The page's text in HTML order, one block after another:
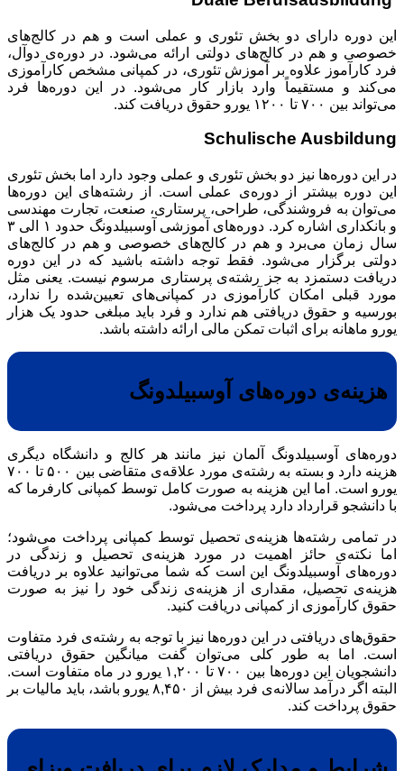
این دوره دارای دو بخش تئوری و عملی است و هم در کالج‌های
خصوصی و هم در کالج‌های دولتی ارائه می‌‌شود. در دوره‌ی دوآل،
فرد کارآموز علاوه بر آموزش تئوری، در کمپانی مشخص کارآموزی
می‌کند و مستقیماً وارد بازار کار می‌شود. در این دوره‌ها فرد
می‌تواند بین ۷۰۰ تا ۱۲۰۰ یورو حقوق دریافت کند.
Schulische Ausbildung
در این دوره‌ها نیز دو بخش تئوری و عملی وجود دارد اما بخش تئوری
این دوره بیشتر از دوره‌ی عملی است. از رشته‌های این دوره‌ها
می‌توان به فروشندگی، طراحی، پرستاری، صنعت، تجارت مهندسی
و بانکداری اشاره کرد. دوره‌های آموزشی آوسبیلدونگ حدود ۱ الی ۳
سال زمان می‌برد و هم در کالج‌های خصوصی و هم در کالج‌های
دولتی برگزار می‌‌شود. فقط توجه داشته باشید که در این دوره
دریافت دستمزد به جز رشته‌ی پرستاری مرسوم نیست. یعنی مثل
مورد قبلی امکان کارآموزی در کمپانی‌های تعیین‌شده را ندارد،
بورسیه و حقوق دریافتی هم ندارد و فرد باید مبلغی حدود یک هزار
یورو ماهانه برای اثبات تمکن مالی ارائه داشته باشد.
هزینه‌ی دوره‌های آوسبیلدونگ
دوره‌های آوسبیلدونگ آلمان نیز مانند هر کالج و دانشگاه دیگری
هزینه دارد و بسته به رشته‌ی مورد علاقه‌ی متقاضی بین ۵۰۰ تا ۷۰۰
یورو است. اما این هزینه به صورت کامل توسط کمپانی کارفرما که
با دانشجو قرارداد دارد پرداخت می‌شود.
در تمامی رشته‌ها هزینه‌ی تحصیل توسط کمپانی پرداخت می‌شود؛
اما نکته‌ی حائز اهمیت در مورد هزینه‌ی تحصیل و زندگی در
دوره‌های آوسبیلدونگ این است که شما می‌توانید علاوه بر دریافت
هزینه‌ی تحصیل، مقداری از هزینه‌ی زندگی خود را نیز به صورت
حقوق کارآموزی از کمپانی دریافت کنید.
حقوق‌های دریافتی در این دوره‌ها نیز با توجه به رشته‌ی فرد متفاوت
است. اما به طور کلی می‌توان گفت میانگین حقوق دریافتی
دانشجویان این دوره‌ها بین ۷۰۰ تا ۱,۲۰۰ یورو در ماه متفاوت است.
البته اگر درآمد سالانه‌ی فرد بیش از ۸,۴۵۰ یورو باشد، باید مالیات بر
حقوق پرداخت کند.